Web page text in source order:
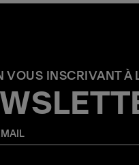
VOUS INSCRIVANT À